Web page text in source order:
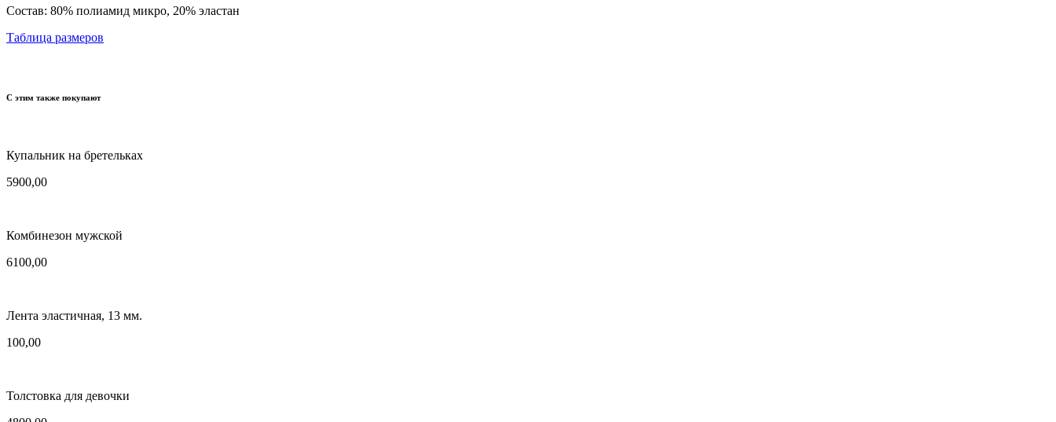
Состав: 80% полиамид микро, 20% эластан
Таблица размеров
С этим также покупают
Купальник на бретельках
5900,00
Комбинезон мужской
6100,00
Лента эластичная, 13 мм.
100,00
Толстовка для девочки